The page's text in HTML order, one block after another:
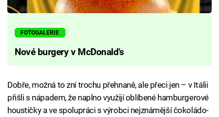
FOTOGALERIE
Nové burgery v McDonald’s
Dobře, možná to zní trochu přehnaně, ale přeci jen – v Itálii
přišli s nápadem, že naplno využijí oblíbené hamburgerové
houstičky a ve spolupráci s výrobci nejznámější čokoládo-